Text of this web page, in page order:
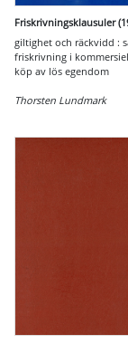
Friskrivningsklausuler
giltighet och räckvidd :
friskrivning i
köp av lös egendom
Thorsten Lundmark